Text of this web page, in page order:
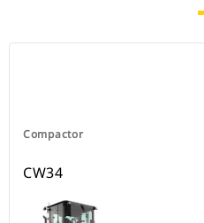
Compactor
CW34